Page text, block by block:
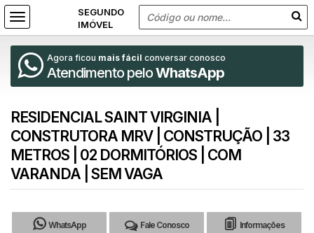
Agora ficou mais fácil conversar conosco
Atendimento peloWhatsApp
RESIDENCIAL SAINT VIRGINIA |
CONSTRUTORA MRV | CONSTRUÇÃO | 33
METROS | 02 DORMITÓRIOS | COM
VARANDA | SEM VAGA
WhatsApp Fale Conosco Informações